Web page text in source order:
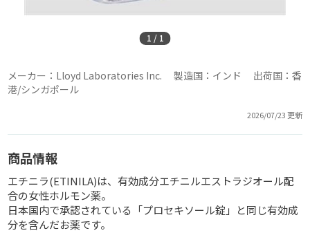
1 / 1
メーカー：Lloyd Laboratories Inc. 製造国：インド 出荷国：香
港/シンガポール
2026/07/23 更新
商品情報
エチニラ(ETINILA)は、有効成分エチニルエストラジオール配
合の女性ホルモン薬。
日本国内で承認されている「プロセキソール錠」と同じ有効成
分を含んだお薬です。